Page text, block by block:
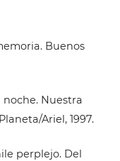
Buenos
noche. Nuestra
Ariel, 1997.
perplejo. Del